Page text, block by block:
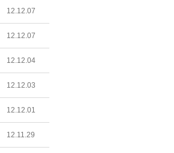
12.12.07
12.12.07
12.12.04
12.12.03
12.12.01
12.11.29